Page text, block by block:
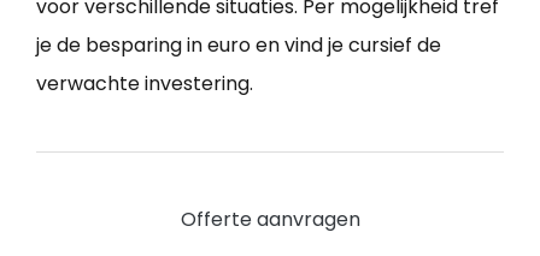
voor verschillende situaties. Per mogelijkheid tref
je de besparing in euro en vind je cursief de
verwachte investering.
Offerte aanvragen